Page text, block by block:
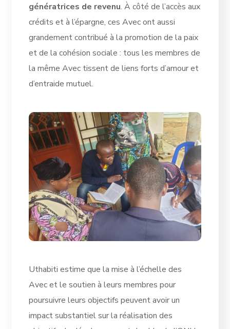
génératrices de revenu. À côté de l’accès aux
crédits et à l’épargne, ces Avec ont aussi
grandement contribué à la promotion de la paix
et de la cohésion sociale : tous les membres de
la même Avec tissent de liens forts d’amour et
d’entraide mutuel.
Uthabiti estime que la mise à l’échelle des
Avec et le soutien à leurs membres pour
poursuivre leurs objectifs peuvent avoir un
impact substantiel sur la réalisation des